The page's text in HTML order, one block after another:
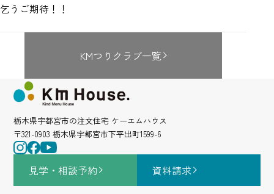
乞うご期待！！
KMつりクラブ一覧
栃木県宇都宮市の注文住宅 ケーエムハウス
〒321-0903 栃木県宇都宮市下平出町1599-6
見学・相談予約 資料請求